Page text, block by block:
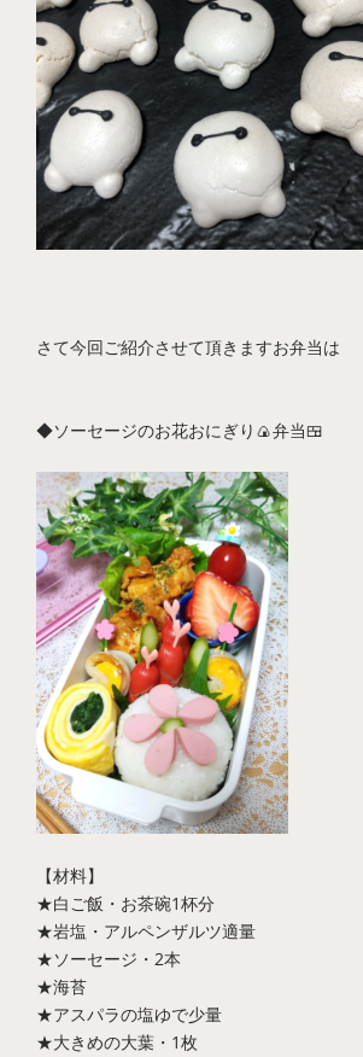
さて今回ご紹介させて頂きますお弁当は
◆ソーセージのお花おにぎり🍙弁当🍱
【材料】
★白ご飯・お茶碗1杯分
★岩塩・アルペンザルツ適量
★ソーセージ・2本
★海苔
★アスパラの塩ゆで少量
★大きめの大葉・1枚